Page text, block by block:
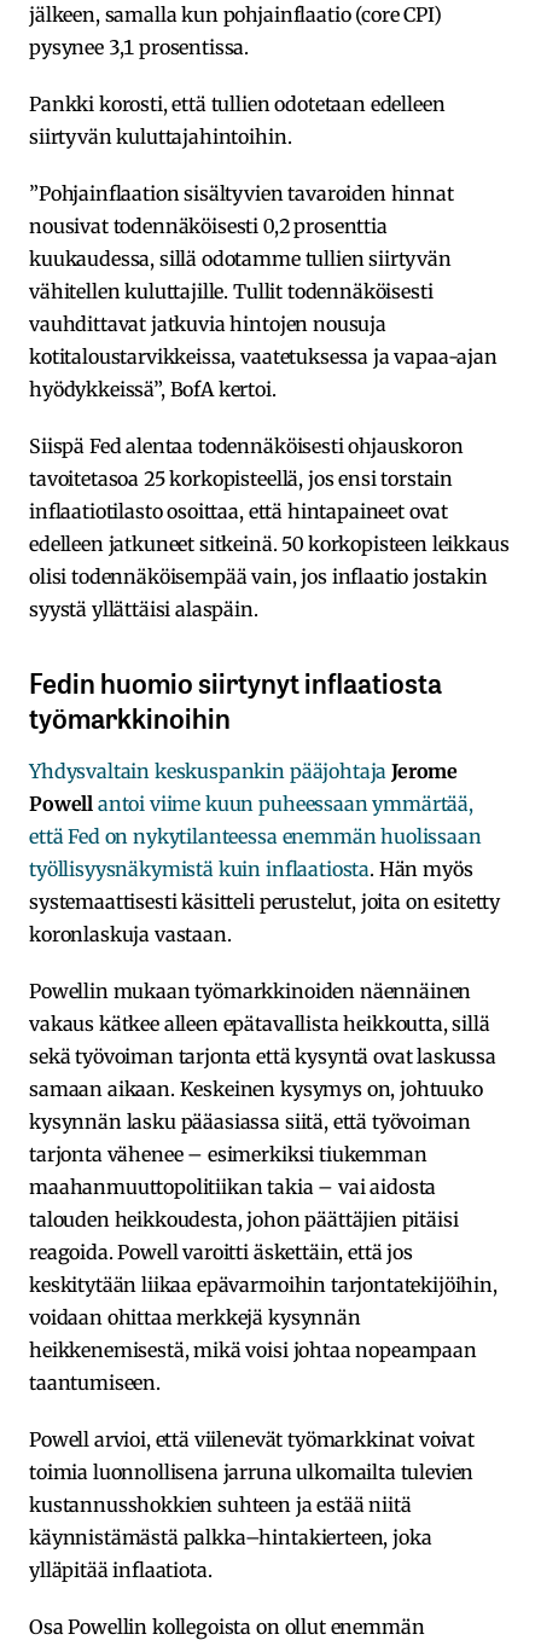
jälkeen, samalla kun pohjainflaatio (core CPI)
pysynee 3,1 prosentissa.
Pankki korosti, että tullien odotetaan edelleen
siirtyvän kuluttajahintoihin.
”Pohjainflaation sisältyvien tavaroiden hinnat
nousivat todennäköisesti 0,2 prosenttia
kuukaudessa, sillä odotamme tullien siirtyvän
vähitellen kuluttajille. Tullit todennäköisesti
vauhdittavat jatkuvia hintojen nousuja
kotitaloustarvikkeissa, vaatetuksessa ja vapaa-ajan
hyödykkeissä”, BofA kertoi.
Siispä Fed alentaa todennäköisesti ohjauskoron
tavoitetasoa 25 korkopisteellä, jos ensi torstain
inflaatiotilasto osoittaa, että hintapaineet ovat
edelleen jatkuneet sitkeinä. 50 korkopisteen leikkaus
olisi todennäköisempää vain, jos inflaatio jostakin
syystä yllättäisi alaspäin.
Fedin huomio siirtynyt inflaatiosta
työmarkkinoihin
Yhdysvaltain keskuspankin pääjohtaja Jerome
Powell antoi viime kuun puheessaan ymmärtää,
että Fed on nykytilanteessa enemmän huolissaan
työllisyysnäkymistä kuin inflaatiosta. Hän myös
systemaattisesti käsitteli perustelut, joita on esitetty
koronlaskuja vastaan.
Powellin mukaan työmarkkinoiden näennäinen
vakaus kätkee alleen epätavallista heikkoutta, sillä
sekä työvoiman tarjonta että kysyntä ovat laskussa
samaan aikaan. Keskeinen kysymys on, johtuuko
kysynnän lasku pääasiassa siitä, että työvoiman
tarjonta vähenee – esimerkiksi tiukemman
maahanmuuttopolitiikan takia – vai aidosta
talouden heikkoudesta, johon päättäjien pitäisi
reagoida. Powell varoitti äskettäin, että jos
keskitytään liikaa epävarmoihin tarjontatekijöihin,
voidaan ohittaa merkkejä kysynnän
heikkenemisestä, mikä voisi johtaa nopeampaan
taantumiseen.
Powell arvioi, että viilenevät työmarkkinat voivat
toimia luonnollisena jarruna ulkomailta tulevien
kustannusshokkien suhteen ja estää niitä
käynnistämästä palkka–hintakierteen, joka
ylläpitää inflaatiota.
Osa Powellin kollegoista on ollut enemmän